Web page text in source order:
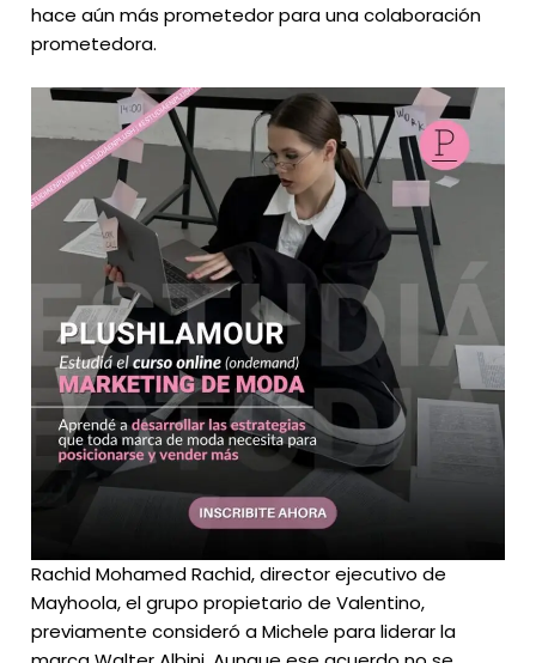
hace aún más prometedor para una colaboración
prometedora.
Rachid Mohamed Rachid, director ejecutivo de
Mayhoola, el grupo propietario de Valentino,
previamente consideró a Michele para liderar la